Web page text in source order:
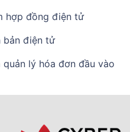
hợp đồng điện tử
bản điện tử
lý hóa đơn đầu vào